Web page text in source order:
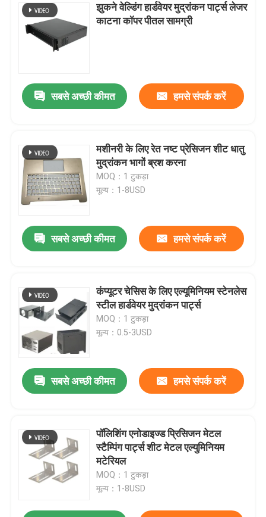
झुकने वेल्डिंग हार्डवेयर मुद्रांकन पार्ट्स लेजर
काटना कॉपर पीतल सामग्री
सबसे अच्छी कीमत हमसे संपर्क करें
मशीनरी के लिए रेत नष्ट प्रेसिजन शीट धातु
मुद्रांकन भागों ब्रश करना
MOQ：1 टुकड़ा
मूल्य：1-8USD
सबसे अच्छी कीमत हमसे संपर्क करें
कंप्यूटर चेसिस के लिए एल्यूमिनियम स्टेनलेस
स्टील हार्डवेयर मुद्रांकन पार्ट्स
MOQ：1 टुकड़ा
मूल्य：0.5-3USD
सबसे अच्छी कीमत हमसे संपर्क करें
पॉलिशिंग एनोडाइज्ड प्रिसिजन मेटल
स्टैम्पिंग पार्ट्स शीट मेटल एल्युमिनियम
मटेरियल
MOQ：1 टुकड़ा
मूल्य：1-8USD